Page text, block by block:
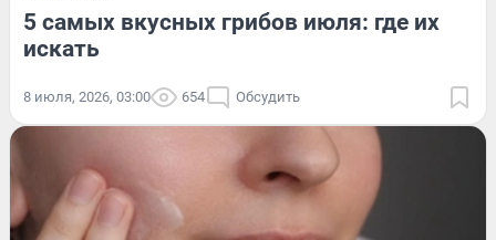
5 самых вкусных грибов июля: где их
искать
8 июля, 2026, 03:00 654 Обсудить